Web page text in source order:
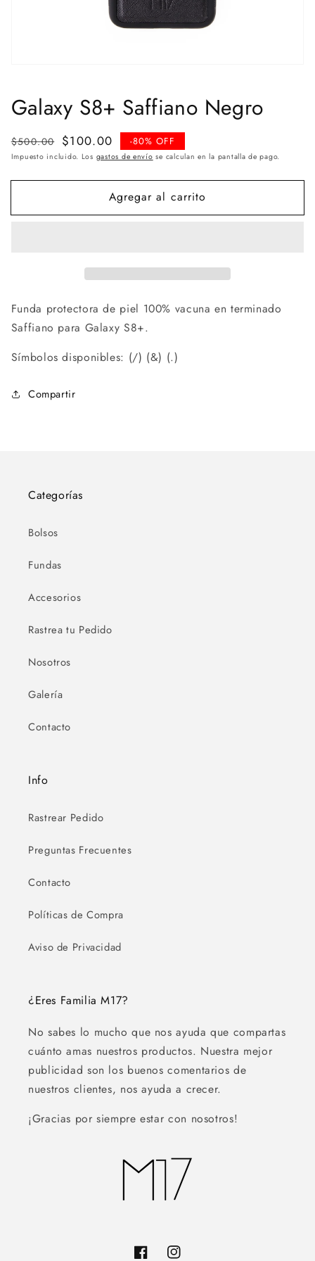
Galaxy S8+ Saffiano Negro
Precio
habitual
$500.00
Precio
de
$100.00 -80% OFF
Impuesto incluido. Los gastos de envío se calculan en la pantalla de pago.
Agregar al carrito
Funda protectora de piel 100% vacuna en terminado
Saffiano para Galaxy S8+.
Símbolos disponibles: (/) (&) (.)
Compartir
Categorías
Bolsos
Fundas
Accesorios
Rastrea tu Pedido
Nosotros
Galería
Contacto
Info
Rastrear Pedido
Preguntas Frecuentes
Contacto
Políticas de Compra
Aviso de Privacidad
¿Eres Familia M17?
No sabes lo mucho que nos ayuda que compartas
cuánto amas nuestros productos. Nuestra mejor
publicidad son los buenos comentarios de
nuestros clientes, nos ayuda a crecer.
¡Gracias por siempre estar con nosotros!